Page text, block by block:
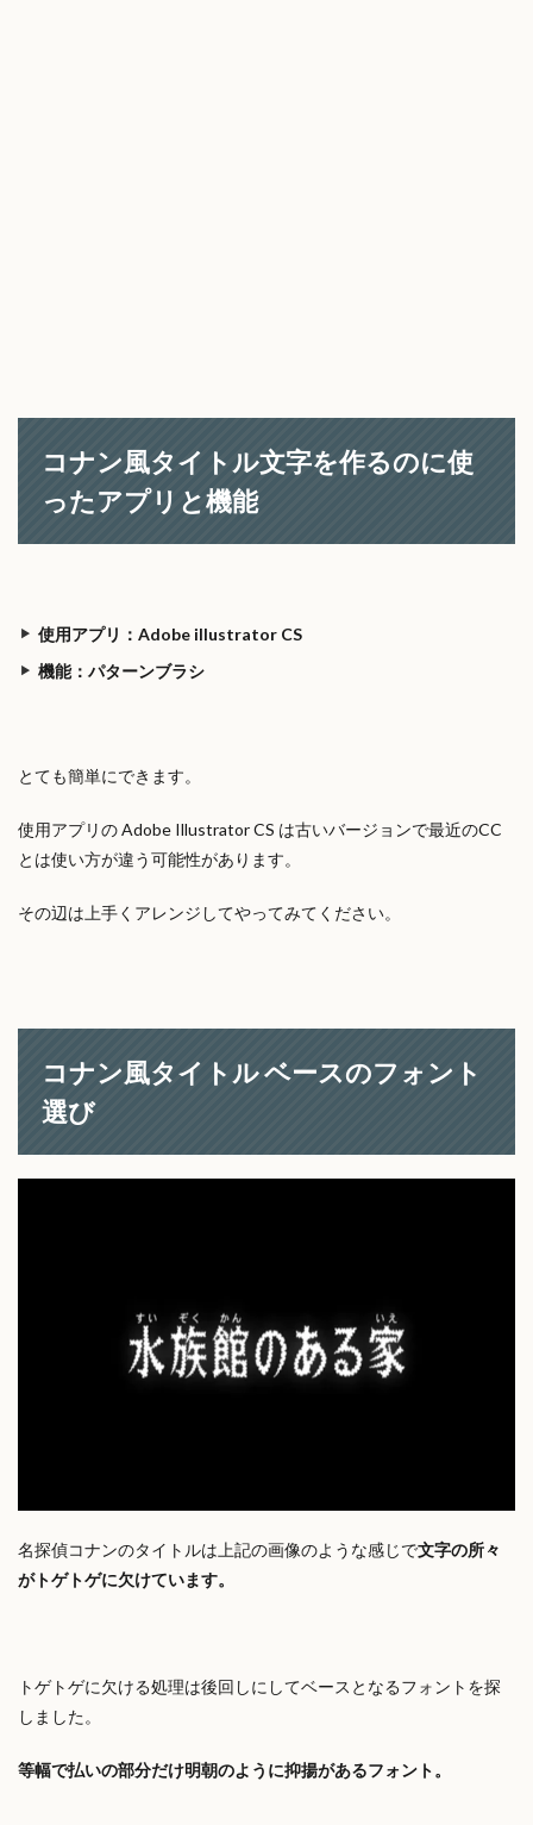
コナン風タイトル文字を作るのに使
ったアプリと機能
使用アプリ：Adobe illustrator CS
機能：パターンブラシ
とても簡単にできます。
使用アプリの Adobe Illustrator CS は古いバージョンで最近のCC
とは使い方が違う可能性があります。
その辺は上手くアレンジしてやってみてください。
コナン風タイトル ベースのフォント
選び
名探偵コナンのタイトルは上記の画像のような感じで文字の所々
がトゲトゲに欠けています。
トゲトゲに欠ける処理は後回しにしてベースとなるフォントを探
しました。
等幅で払いの部分だけ明朝のように抑揚があるフォント。